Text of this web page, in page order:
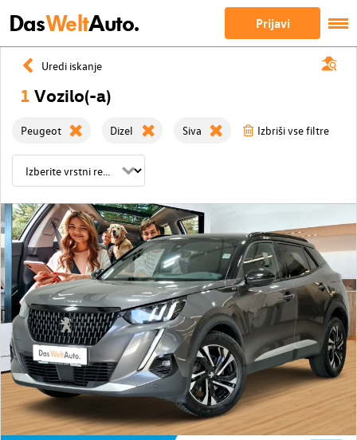
DasWeltAuto. Prijavi
Uredi iskanje
1 Vozilo(-a)
Peugeot Dizel Siva Izbriši vse filtre